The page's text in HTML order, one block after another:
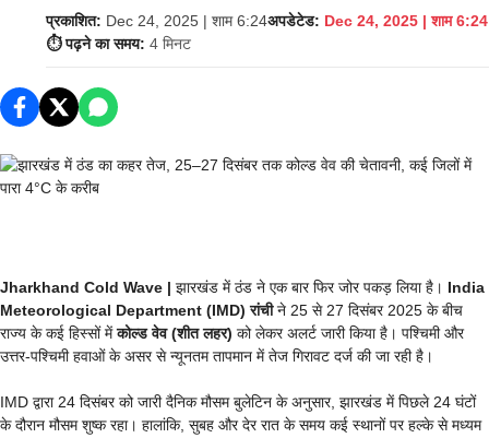
प्रकाशित: Dec 24, 2025 | शाम 6:24अपडेटेड: Dec 24, 2025 | शाम 6:24
⏱️ पढ़ने का समय: 4 मिनट
Jharkhand Cold Wave | झारखंड में ठंड ने एक बार फिर जोर पकड़ लिया है। India
Meteorological Department (IMD) रांचीने 25 से 27 दिसंबर 2025 के बीच
राज्य के कई हिस्सों मेंकोल्ड वेव (शीत लहर) को लेकर अलर्ट जारी किया है। पश्चिमी और
उत्तर-पश्चिमी हवाओं के असर से न्यूनतम तापमान में तेज गिरावट दर्ज की जा रही है।
IMD द्वारा 24 दिसंबर को जारी दैनिक मौसम बुलेटिन के अनुसार, झारखंड में पिछले 24 घंटों
के दौरान मौसम शुष्क रहा। हालांकि, सुबह और देर रात के समय कई स्थानों पर हल्के से मध्यम